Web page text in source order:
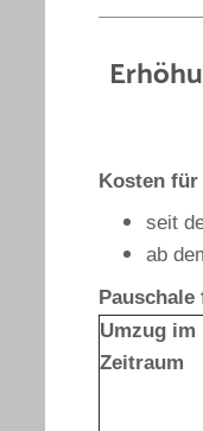
Kosten
seit
ab
Umzug im
Zeitraum